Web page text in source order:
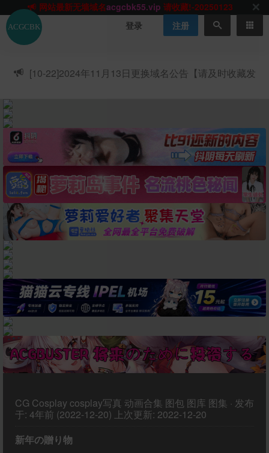
网站TG群聊t.me/acgbuster请收藏!
ACGCBK官方App
点击下载 永不迷路！
网站最新无墙域名
请收藏!-20250123
ACGCBK官方App 点击下载永不迷路！
网站最新无墙域名
网站永久主站域名
acgcbk.vip
ACGCBK官方App 点击下载
永不迷路！
网站最新无墙域名acgcbk55.vip 请收藏!-20250123
登录 注册
[10-22]2024年11月13日更换域名公告【请及时收藏发
CG Cosplay cosplay写真 动画合集 图包 图库 图集 · 发布
于: 4年前 (2022-12-20) 上次更新: 2022-12-20
新年の贈り物